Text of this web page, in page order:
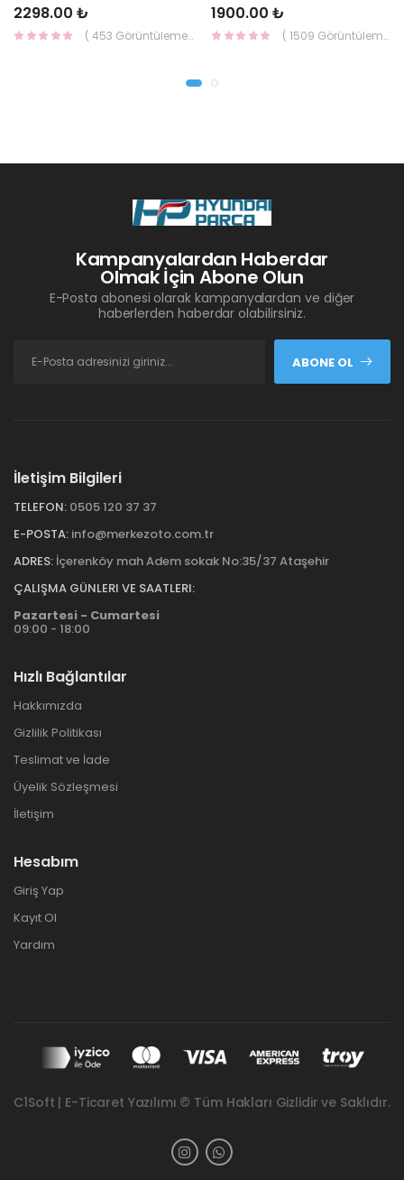
2298.00 ₺
( 453 Görüntüleme )
1900.00 ₺
( 1509 Görüntüleme )
Kampanyalardan Haberdar
Olmak İçin Abone Olun
E-Posta abonesi olarak kampanyalardan ve diğer
haberlerden haberdar olabilirsiniz.
ABONE OL
İletişim Bilgileri
TELEFON: 0505 120 37 37
E-POSTA: info@merkezoto.com.tr
ADRES: İçerenköy mah Adem sokak No:35/37 Ataşehir
ÇALIŞMA GÜNLERI VE SAATLERI:
Pazartesi - Cumartesi
09:00 - 18:00
Hızlı Bağlantılar
Hakkımızda
Gizlilik Politikası
Teslimat ve İade
Üyelik Sözleşmesi
İletişim
Hesabım
Giriş Yap
Kayıt Ol
Yardım
C1Soft | E-Ticaret Yazılımı © Tüm Hakları Gizlidir ve Saklıdır.